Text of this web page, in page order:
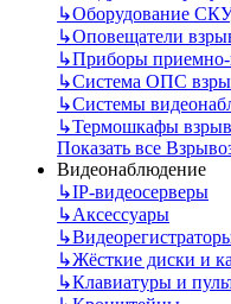
↳Оборудование
↳Оповещатели
↳Приборы
↳Система ОПС
↳Системы
↳Термошкафы
Показать все
Видеонаблюдение
↳IP-видеосерверы
↳Аксессуары
↳
↳Жёсткие диски и
↳Клавиатуры и